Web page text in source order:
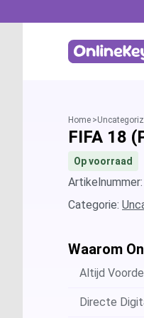
Home
FIFA 18
Op voorraad
Categorie:
Waarom
Altijd
Directe